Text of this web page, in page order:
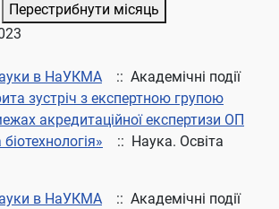
Перестрибнути місяць
в НаУКМА
:: Академічні події
зустріч з експертною групою
акредитаційної експертизи ОП
біотехнологія»
:: Наука. Освіта
в НаУКМА :: Академічні події